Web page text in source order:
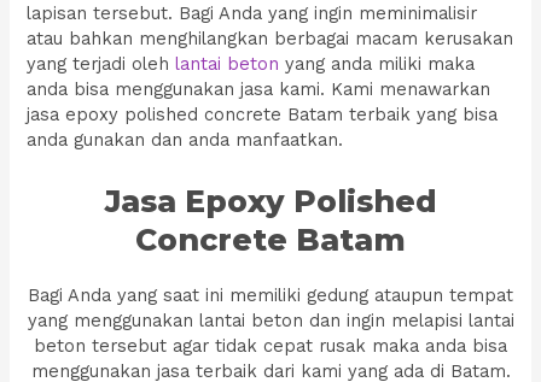
lapisan tersebut. Bagi Anda yang ingin meminimalisir
atau bahkan menghilangkan berbagai macam kerusakan
yang terjadi olehlantai beton yang anda miliki maka
anda bisa menggunakan jasa kami. Kami menawarkan
jasa epoxy polished concrete Batam terbaik yang bisa
anda gunakan dan anda manfaatkan.
Jasa Epoxy Polished
Concrete Batam
Bagi Anda yang saat ini memiliki gedung ataupun tempat
yang menggunakan lantai beton dan ingin melapisi lantai
beton tersebut agar tidak cepat rusak maka anda bisa
menggunakan jasa terbaik dari kami yang ada di Batam.